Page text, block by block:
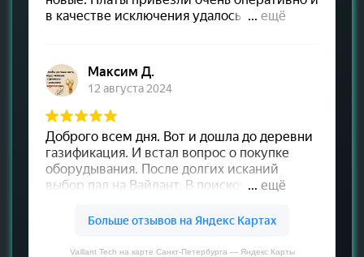
Vaillant Tech на карте Санкт‑Петербурга — Яндекс Карты